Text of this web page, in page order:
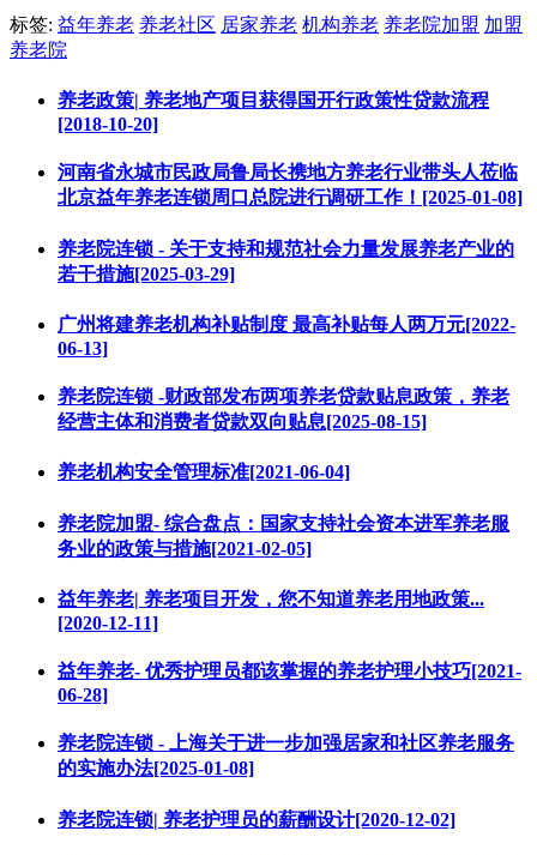
标签: 益年养老 养老社区 居家养老 机构养老 养老院加盟 加盟
养老院
养老政策| 养老地产项目获得国开行政策性贷款流程
[2018-10-20]
河南省永城市民政局鲁局长携地方养老行业带头人莅临
北京益年养老连锁周口总院进行调研工作！[2025-01-08]
养老院连锁 - 关于支持和规范社会力量发展养老产业的
若干措施[2025-03-29]
广州将建养老机构补贴制度 最高补贴每人两万元[2022-
06-13]
养老院连锁 -财政部发布两项养老贷款贴息政策，养老
经营主体和消费者贷款双向贴息[2025-08-15]
养老机构安全管理标准[2021-06-04]
养老院加盟- 综合盘点：国家支持社会资本进军养老服
务业的政策与措施[2021-02-05]
益年养老| 养老项目开发，您不知道养老用地政策...
[2020-12-11]
益年养老- 优秀护理员都该掌握的养老护理小技巧[2021-
06-28]
养老院连锁 - 上海关于进一步加强居家和社区养老服务
的实施办法[2025-01-08]
养老院连锁| 养老护理员的薪酬设计[2020-12-02]